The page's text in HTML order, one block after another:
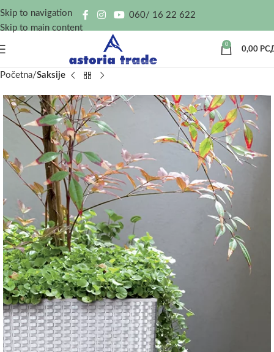
Skip to navigation
Skip to main content
060/ 16 22 622
0
0,00
Početna Saksije